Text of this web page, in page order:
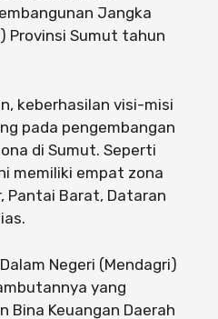
Jangka
Provinsi Sumut tahun
keberhasilan visi-misi
pada pengembangan
di Sumut. Seperti
memiliki empat zona
Pantai Barat, Dataran
Negeri (Mendagri)
yang
Bina Keuangan Daerah